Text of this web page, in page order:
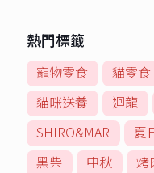
熱門標籤
寵物零食 貓零食
貓咪送養
迴龍
SHIRO&MAR
夏
黑柴
中秋 烤